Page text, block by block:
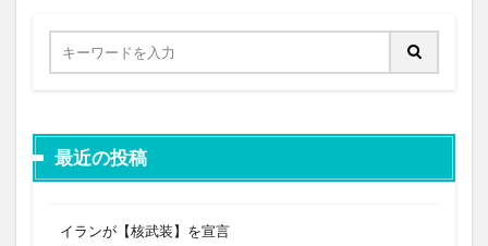
最近の投稿
イランが【核武装】を宣言